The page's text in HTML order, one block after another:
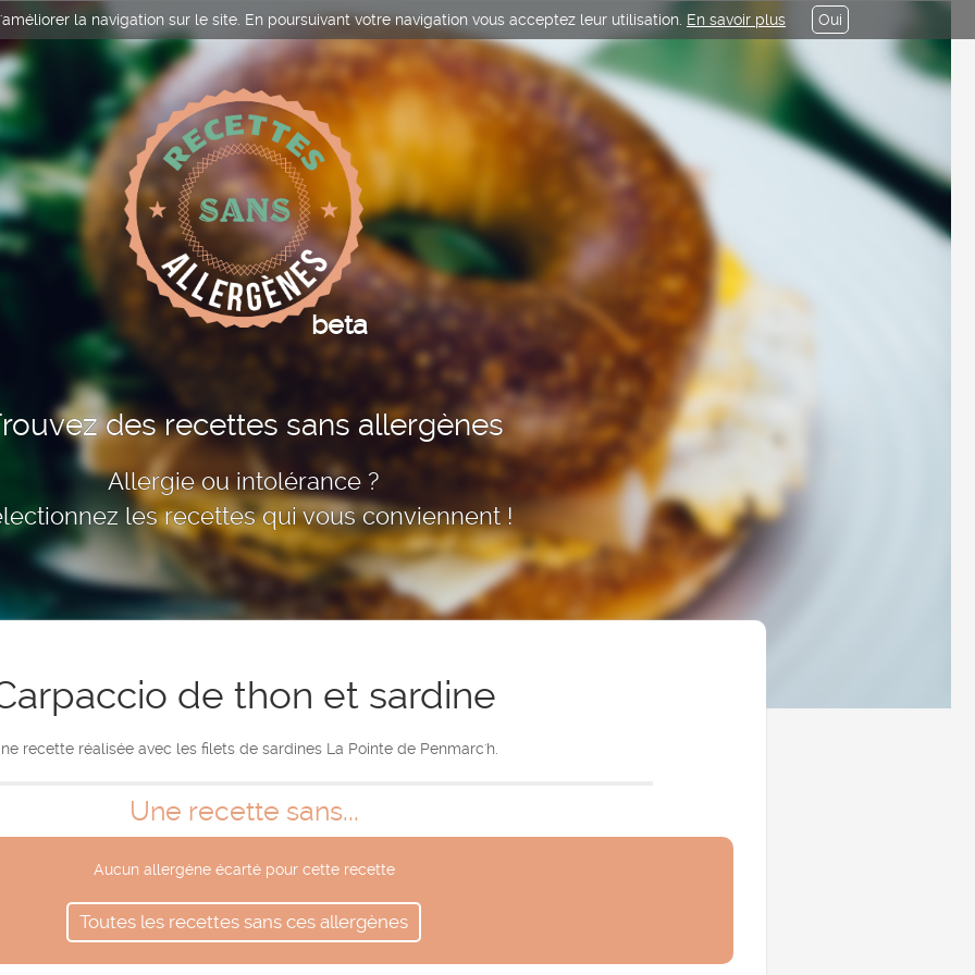
la navigation sur le site. En poursuivant votre navigation vous acceptez leur utilisation. En savoir plus Oui
beta
des recettes sans allergènes
Allergie ou intolérance ?
les recettes qui vous conviennent !
de thon et sardine
recette réalisée avec les filets de sardines La Pointe de Penmarc'h.
Une recette sans...
Aucun allergène écarté pour cette recette
Toutes les recettes sans ces allergènes